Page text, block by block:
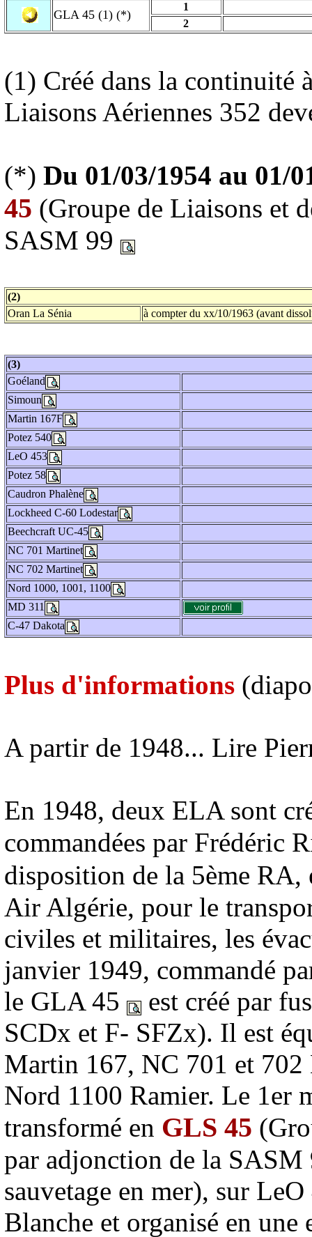
GLA 45 (1) (*)
1
2
(1) Créé dans la continuité
Liaisons Aériennes 352
(*) Du 01/03/1954 au 01/
45 (Groupe de Liaisons et
SASM 99
(2)
Oran La Sénia
à compter du xx/10/1963 (avant
(3)
Goéland
Simoun
Martin 167F
Potez 540
LeO 453
Potez 58
Caudron Phalène
Lockheed C-60 Lodestar
Beechcraft UC-45
NC 701 Martinet
NC 702 Martinet
Nord 1000, 1001, 1100
MD 311
C-47 Dakota
Plus d'informations
A partir de 1948... Lire
En 1948, deux ELA sont
commandées par Frédéric
disposition de la 5ème RA,
Air Algérie, pour le
civiles et militaires, les
janvier 1949, commandé
le GLA 45
est créé par
SCDx et F- SFZx). Il est
Martin 167, NC 701 et
Nord 1100 Ramier. Le 1er
transformé en GLS 45
par adjonction de la
sauvetage en mer), sur
Blanche et organisé en